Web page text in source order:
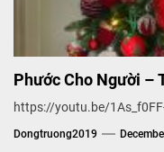
Phước Cho Người –
https://youtu.be/
Dongtruong2019